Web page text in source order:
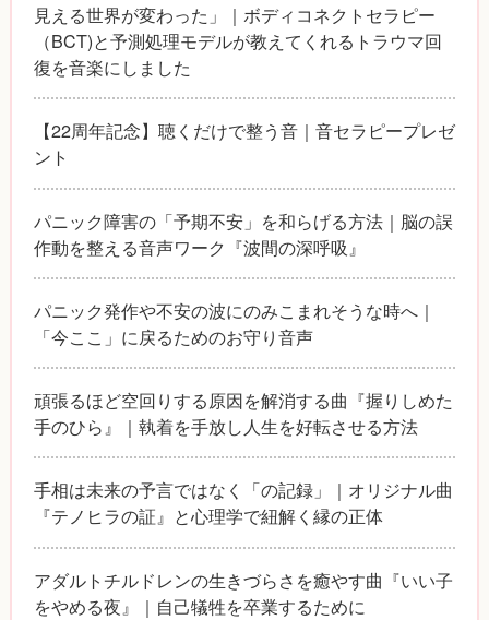
見える世界が変わった」｜ボディコネクトセラピー
（BCT)と予測処理モデルが教えてくれるトラウマ回
復を音楽にしました
【22周年記念】聴くだけで整う音｜音セラピープレゼ
ント
パニック障害の「予期不安」を和らげる方法｜脳の誤
作動を整える音声ワーク『波間の深呼吸』
パニック発作や不安の波にのみこまれそうな時へ｜
「今ここ」に戻るためのお守り音声
頑張るほど空回りする原因を解消する曲『握りしめた
手のひら』｜執着を手放し人生を好転させる方法
手相は未来の予言ではなく「の記録」｜オリジナル曲
『テノヒラの証』と心理学で紐解く縁の正体
アダルトチルドレンの生きづらさを癒やす曲『いい子
をやめる夜』｜自己犠牲を卒業するために